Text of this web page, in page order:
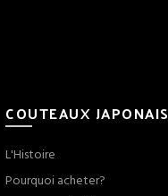
COUTEAUX JAPONAIS
L'Histoire
Pourquoi acheter?